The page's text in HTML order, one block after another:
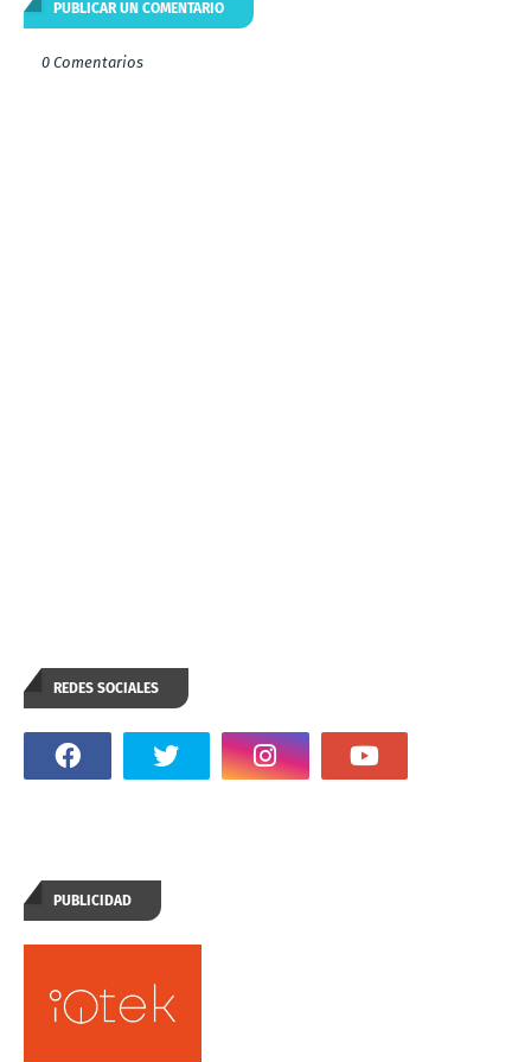
PUBLICAR UN COMENTARIO
0 Comentarios
REDES SOCIALES
PUBLICIDAD